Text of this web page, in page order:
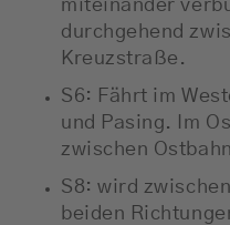
miteinander
durchgehend
Kreuzstraße.
S6: Fährt im
und Pasing. Im
zwischen
S8: wird
beiden